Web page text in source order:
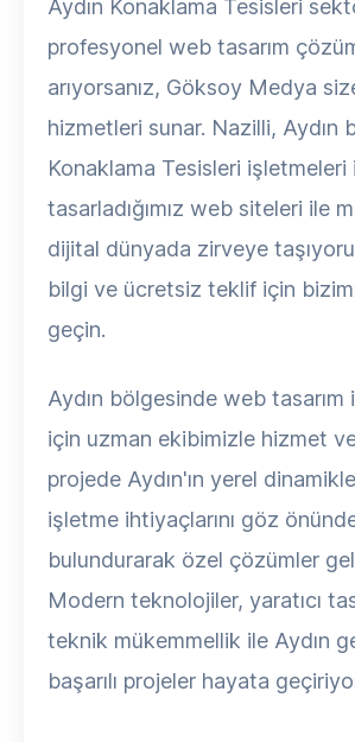
Aydın Konaklama Tesisleri
profesyonel web tasarım
arıyorsanız, Göksoy Medya
hizmetleri sunar. Nazilli, Aydın
Konaklama Tesisleri işletmeleri
tasarladığımız web siteleri ile
dijital dünyada zirveye
bilgi ve ücretsiz teklif için
geçin.
Aydın bölgesinde web tasarım
için uzman ekibimizle hizmet
projede Aydın'ın yerel
işletme ihtiyaçlarını göz
bulundurarak özel çözümler
Modern teknolojiler, yaratıcı
teknik mükemmellik ile Aydın
başarılı projeler hayata